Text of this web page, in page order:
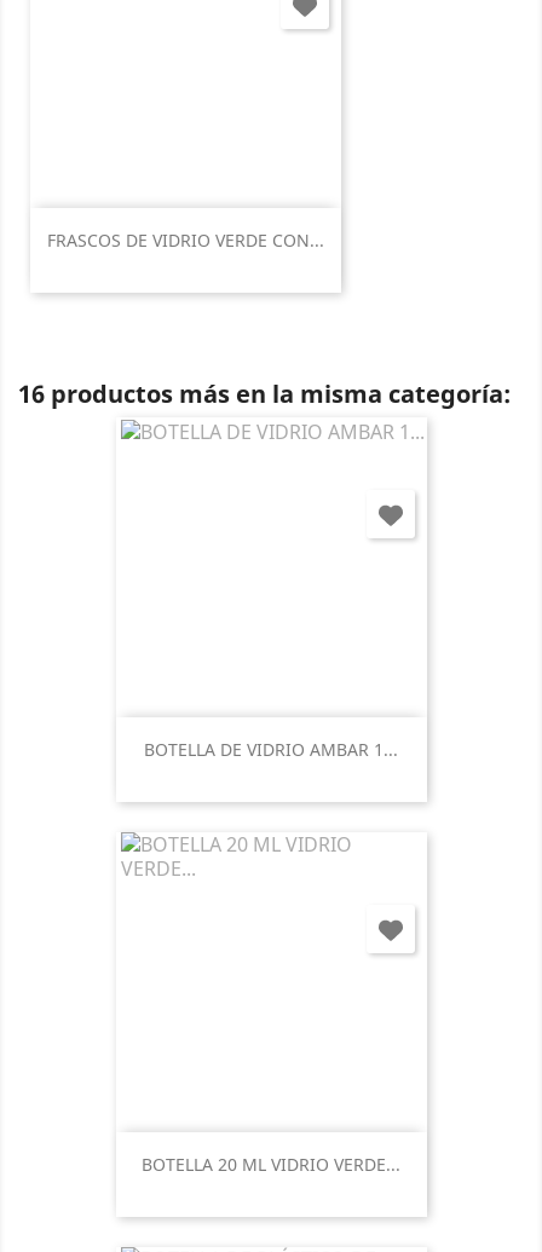
FRASCOS DE VIDRIO VERDE CON...
16 productos más en la misma categoría:
BOTELLA DE VIDRIO AMBAR 1...
BOTELLA 20 ML VIDRIO VERDE...